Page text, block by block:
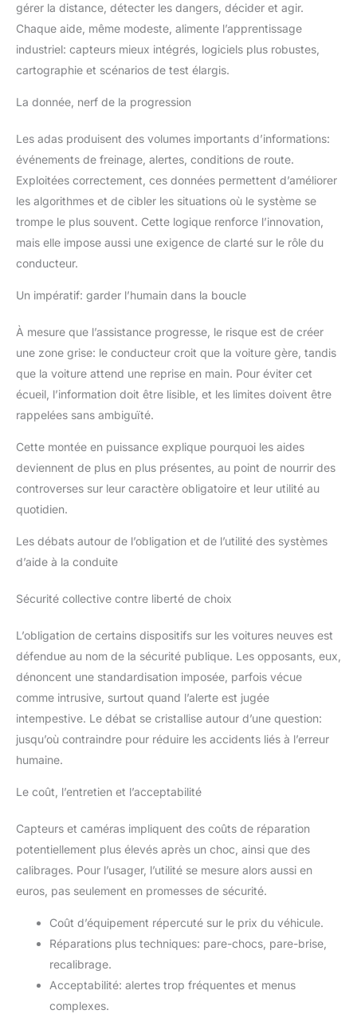
gérer la distance, détecter les dangers, décider et agir.
Chaque aide, même modeste, alimente l’apprentissage
industriel: capteurs mieux intégrés, logiciels plus robustes,
cartographie et scénarios de test élargis.
La donnée, nerf de la progression
Les adas produisent des volumes importants d’informations:
événements de freinage, alertes, conditions de route.
Exploitées correctement, ces données permettent d’améliorer
les algorithmes et de cibler les situations où le système se
trompe le plus souvent. Cette logique renforce l’innovation,
mais elle impose aussi une exigence de clarté sur le rôle du
conducteur.
Un impératif: garder l’humain dans la boucle
À mesure que l’assistance progresse, le risque est de créer
une zone grise: le conducteur croit que la voiture gère, tandis
que la voiture attend une reprise en main. Pour éviter cet
écueil, l’information doit être lisible, et les limites doivent être
rappelées sans ambiguïté.
Cette montée en puissance explique pourquoi les aides
deviennent de plus en plus présentes, au point de nourrir des
controverses sur leur caractère obligatoire et leur utilité au
quotidien.
Les débats autour de l’obligation et de l’utilité des systèmes
d’aide à la conduite
Sécurité collective contre liberté de choix
L’obligation de certains dispositifs sur les voitures neuves est
défendue au nom de la sécurité publique. Les opposants, eux,
dénoncent une standardisation imposée, parfois vécue
comme intrusive, surtout quand l’alerte est jugée
intempestive. Le débat se cristallise autour d’une question:
jusqu’où contraindre pour réduire les accidents liés à l’erreur
humaine.
Le coût, l’entretien et l’acceptabilité
Capteurs et caméras impliquent des coûts de réparation
potentiellement plus élevés après un choc, ainsi que des
calibrages. Pour l’usager, l’utilité se mesure alors aussi en
euros, pas seulement en promesses de sécurité.
Coût d’équipement répercuté sur le prix du véhicule.
Réparations plus techniques: pare-chocs, pare-brise,
recalibrage.
Acceptabilité: alertes trop fréquentes et menus
complexes.